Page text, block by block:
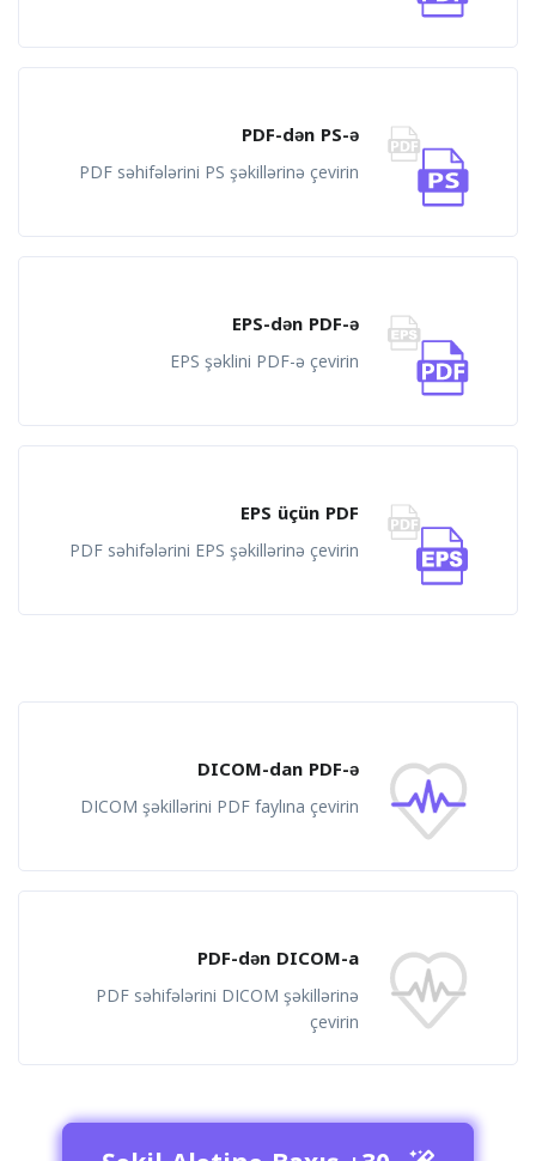
PDF-dən PS-ə
PDF səhifələrini PS şəkillərinə çevirin
EPS-dən PDF-ə
EPS şəklini PDF-ə çevirin
EPS üçün PDF
PDF səhifələrini EPS şəkillərinə çevirin
DICOM-dan PDF-ə
DICOM şəkillərini PDF faylına çevirin
PDF-dən DICOM-a
PDF səhifələrini DICOM şəkillərinə
çevirin